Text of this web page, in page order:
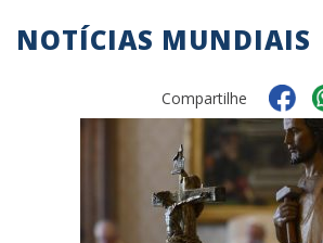
NOTÍCIAS MUNDIAIS
Compartilhe